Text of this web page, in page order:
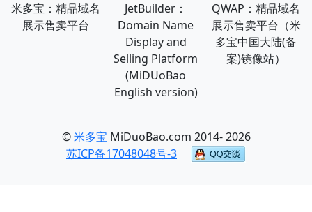
米多宝：精品域名
展示售卖平台
JetBuilder：
Domain Name
Display and
Selling Platform
(MiDUoBao
English version)
QWAP：精品域名
展示售卖平台（米
多宝中国大陆(备
案)镜像站）
©米多宝 MiDuoBao.com 2014- 2026
苏ICP备17048048号-3